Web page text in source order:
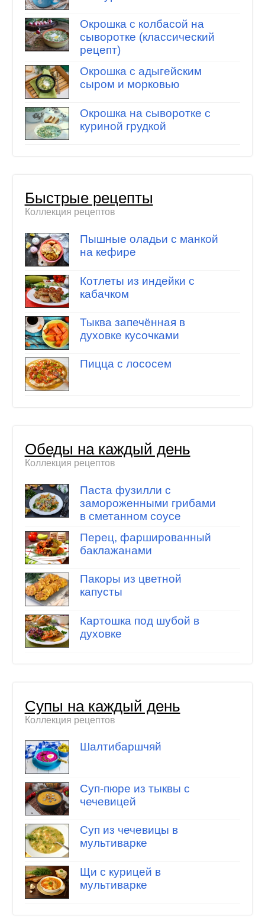
Окрошка с колбасой на
сыворотке (классический
рецепт)
Окрошка с адыгейским
сыром и морковью
Окрошка на сыворотке с
куриной грудкой
Быстрые рецепты
Коллекция рецептов
Пышные оладьи с манкой
на кефире
Котлеты из индейки с
кабачком
Тыква запечённая в
духовке кусочками
Пицца с лососем
Обеды на каждый день
Коллекция рецептов
Паста фузилли с
замороженными грибами
в сметанном соусе
Перец, фаршированный
баклажанами
Пакоры из цветной
капусты
Картошка под шубой в
духовке
Супы на каждый день
Коллекция рецептов
Шалтибаршчяй
Суп-пюре из тыквы с
чечевицей
Суп из чечевицы в
мультиварке
Щи с курицей в
мультиварке